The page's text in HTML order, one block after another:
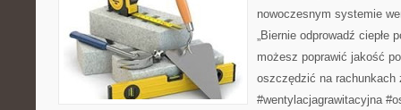
nowoczesnym systemie
„Biernie odprowadź ciepłe
możesz poprawić jakość
oszczędzić na rachunkach
#wentylacjagrawitacyjna